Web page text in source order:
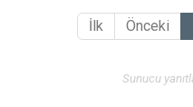
İlk Önceki
Sunucu